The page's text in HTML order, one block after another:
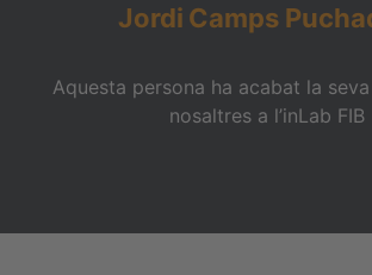
Jordi Camps
Aquesta persona ha acabat la
nosaltres a l’inLab FIB